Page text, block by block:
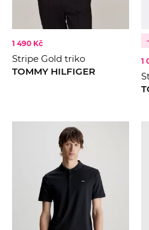
1 490 Kč
Stripe Gold triko
TOMMY HILFIGER
1